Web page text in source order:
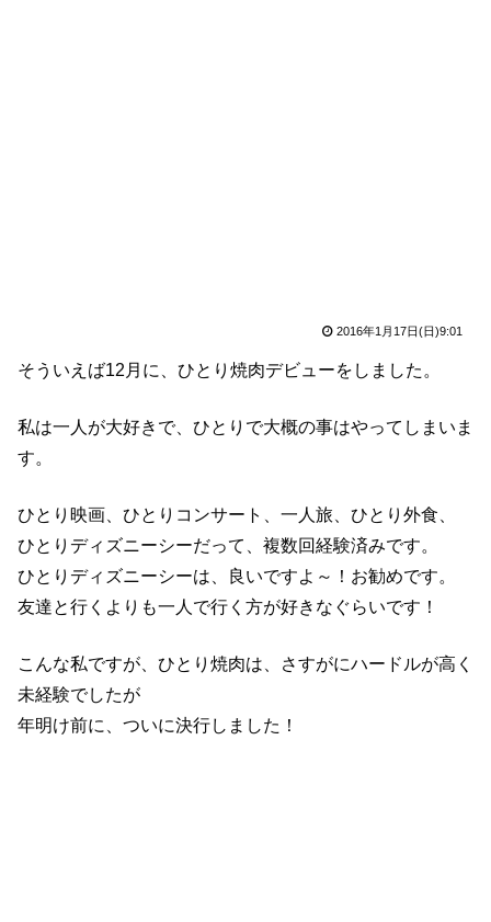
2016年1月17日(日)9:01
そういえば12月に、ひとり焼肉デビューをしました。
私は一人が大好きで、ひとりで大概の事はやってしまいま
す。
ひとり映画、ひとりコンサート、一人旅、ひとり外食、
ひとりディズニーシーだって、複数回経験済みです。
ひとりディズニーシーは、良いですよ～！お勧めです。
友達と行くよりも一人で行く方が好きなぐらいです！
こんな私ですが、ひとり焼肉は、さすがにハードルが高く
未経験でしたが
年明け前に、ついに決行しました！